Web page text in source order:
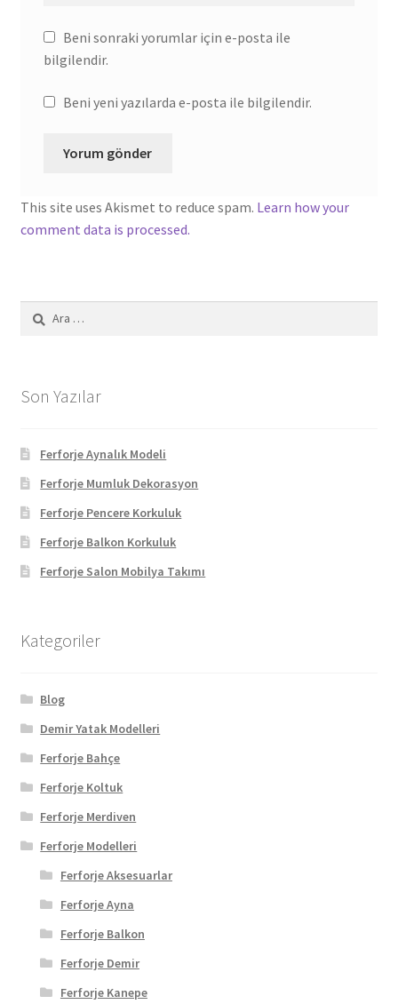
Beni sonraki yorumlar için e-posta ile
bilgilendir.
Beni yeni yazılarda e-posta ile bilgilendir.
This site uses Akismet to reduce spam. Learn how your
comment data is processed.
Son Yazılar
Ferforje Aynalık Modeli
Ferforje Mumluk Dekorasyon
Ferforje Pencere Korkuluk
Ferforje Balkon Korkuluk
Ferforje Salon Mobilya Takımı
Kategoriler
Blog
Demir Yatak Modelleri
Ferforje Bahçe
Ferforje Koltuk
Ferforje Merdiven
Ferforje Modelleri
Ferforje Aksesuarlar
Ferforje Ayna
Ferforje Balkon
Ferforje Demir
Ferforje Kanepe